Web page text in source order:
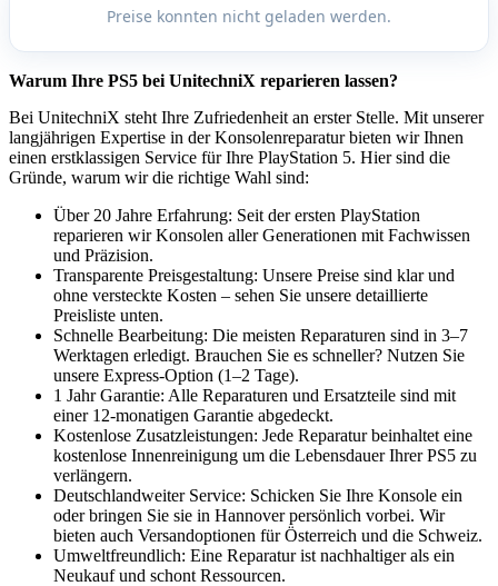
Preise konnten nicht geladen werden.
Warum Ihre PS5 bei UnitechniX reparieren lassen?
Bei UnitechniX steht Ihre Zufriedenheit an erster Stelle. Mit unserer
langjährigen Expertise in der Konsolenreparatur bieten wir Ihnen
einen erstklassigen Service für Ihre PlayStation 5. Hier sind die
Gründe, warum wir die richtige Wahl sind:
Über 20 Jahre Erfahrung: Seit der ersten PlayStation
reparieren wir Konsolen aller Generationen mit Fachwissen
und Präzision.
Transparente Preisgestaltung: Unsere Preise sind klar und
ohne versteckte Kosten – sehen Sie unsere detaillierte
Preisliste unten.
Schnelle Bearbeitung: Die meisten Reparaturen sind in 3–7
Werktagen erledigt. Brauchen Sie es schneller? Nutzen Sie
unsere Express-Option (1–2 Tage).
1 Jahr Garantie: Alle Reparaturen und Ersatzteile sind mit
einer 12-monatigen Garantie abgedeckt.
Kostenlose Zusatzleistungen: Jede Reparatur beinhaltet eine
kostenlose Innenreinigung um die Lebensdauer Ihrer PS5 zu
verlängern.
Deutschlandweiter Service: Schicken Sie Ihre Konsole ein
oder bringen Sie sie in Hannover persönlich vorbei. Wir
bieten auch Versandoptionen für Österreich und die Schweiz.
Umweltfreundlich: Eine Reparatur ist nachhaltiger als ein
Neukauf und schont Ressourcen.